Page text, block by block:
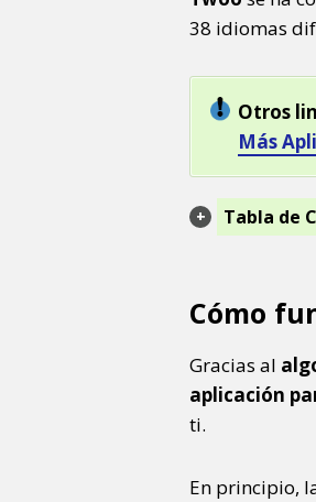
38 idiomas
Otros
Más
Tabla de
Cómo
Gracias al
aplicación
ti.
En principio,